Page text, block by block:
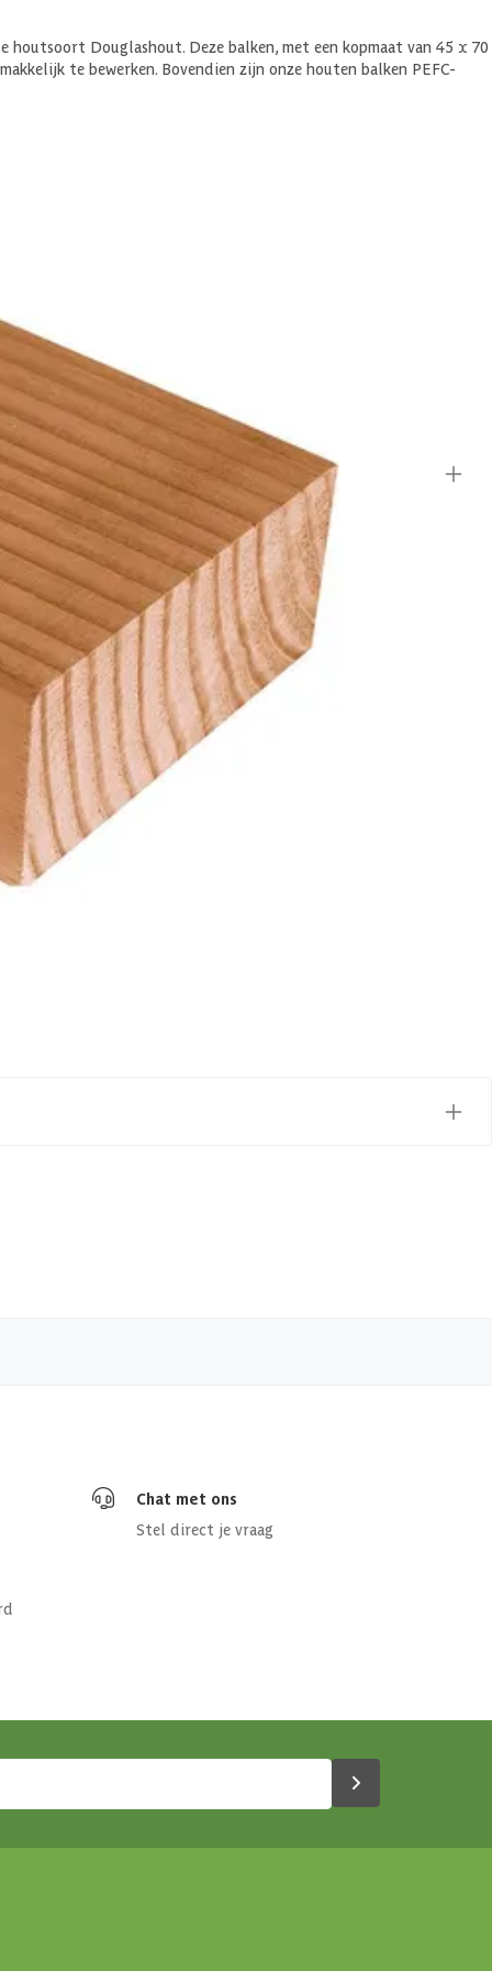
Douglashout. Deze balken, met een kopmaat van 45 x 70
te bewerken. Bovendien zijn onze houten balken PEFC-
houtbenodigdheden.
gebruiken. Ook buiten. Zelfs zonder behandeling blijft
met olie of beits te behandelen. De levensduur wordt zo nog
Chat met ons
Stel direct je vraag